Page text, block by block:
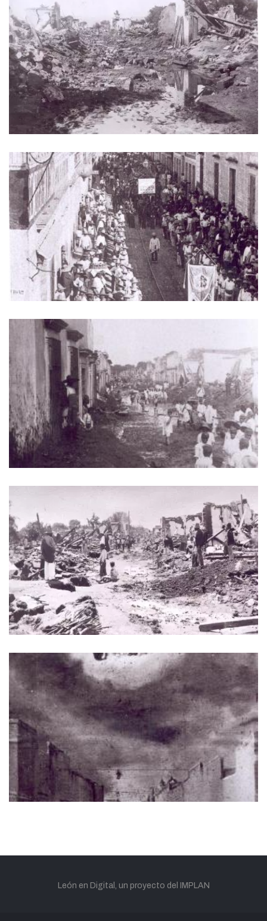
León en Digital, un proyecto del IMPLAN